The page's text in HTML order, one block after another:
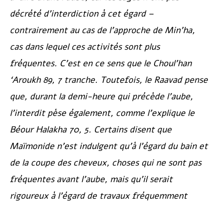
décrété d’interdiction à cet égard –
contrairement au cas de l’approche de Min’ha,
cas dans lequel ces activités sont plus
fréquentes. C’est en ce sens que le Choul’han
‘Aroukh89, 7 tranche. Toutefois, le Raavad pense
que, durant la demi-heure qui précède l’aube,
l’interdit pèse également, comme l’explique le
Béour Halakha70, 5. Certains disent que
Maïmonide n’est indulgent qu’à l’égard du bain et
de la coupe des cheveux, choses qui ne sont pas
fréquentes avant l’aube, mais qu’il serait
rigoureux à l’égard de travaux fréquemment